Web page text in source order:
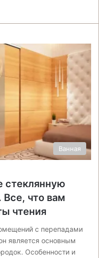
Ванная
стеклянную
что вам
чтения
с перепадами
является основным
Особенности и